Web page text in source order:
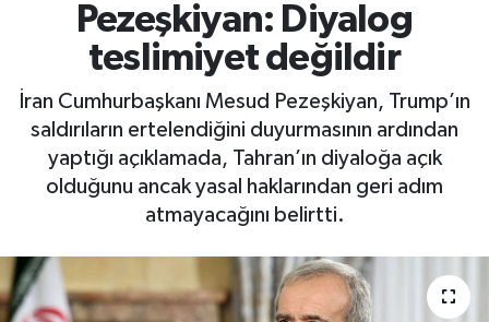
Pezeşkiyan: Diyalog
teslimiyet değildir
İran Cumhurbaşkanı Mesud Pezeşkiyan, Trump’ın
saldırıların ertelendiğini duyurmasının ardından
yaptığı açıklamada, Tahran’ın diyaloğa açık
olduğunu ancak yasal haklarından geri adım
atmayacağını belirtti.